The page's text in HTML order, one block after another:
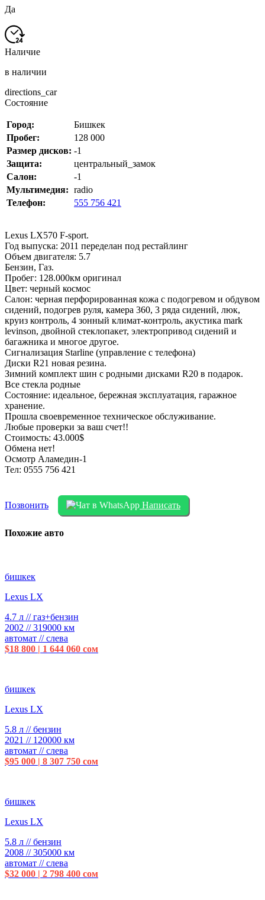
Да
Наличие
в наличии
directions_car
Состояние
Город:
Бишкек
Пробег:
128 000
Размер дисков: -1
Защита:
центральный_замок
Салон:
-1
Мультимедия: radio
Телефон:
555 756 421
Lexus LX570 F-sport.
Год выпуска: 2011 переделан под рестайлинг
Объем двигателя: 5.7
Бензин, Газ.
Пробег: 128.000км оригинал
Цвет: черный космос
Салон: черная перфорированная кожа с подогревом и обдувом
сидений, подогрев руля, камера 360, 3 ряда сидений, люк,
круиз контроль, 4 зонный климат-контроль, акустика mark
levinson, двойной стеклопакет, электропривод сидений и
багажника и многое другое.
Сигнализация Starline (управление с телефона)
Диски R21 новая резина.
Зимний комплект шин с родными дисками R20 в подарок.
Все стекла родные
Состояние: идеальное, бережная эксплуатация, гаражное
хранение.
Прошла своевременное техническое обслуживание.
Любые проверки за ваш счет!!
Стоимость: 43.000$
Обмена нет!
Осмотр Аламедин-1
Тел: 0555 756 421
Позвонить Написать
Похожие авто
бишкек
Lexus LX
4.7 л // газ+бензин
2002 // 319000 км
автомат // слева
$18 800 | 1 644 060 сом
бишкек
Lexus LX
5.8 л // бензин
2021 // 120000 км
автомат // слева
$95 000 | 8 307 750 сом
бишкек
Lexus LX
5.8 л // бензин
2008 // 305000 км
автомат // слева
$32 000 | 2 798 400 сом